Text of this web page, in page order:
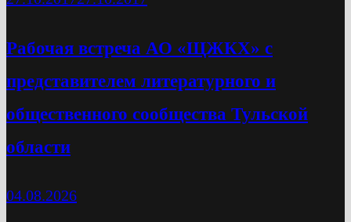
Рабочая встреча АО «ЩЖКХ» с
представителем литературного и
общественного сообщества Тульской
области
04.08.2026